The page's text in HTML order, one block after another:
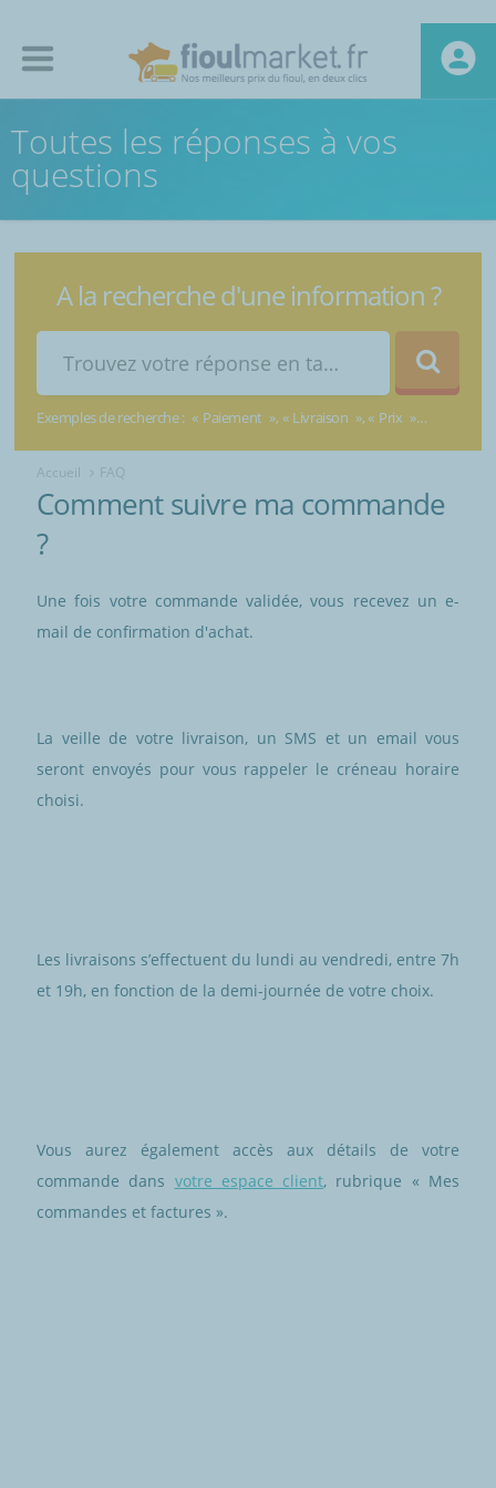
Toutes les réponses à vos
questions
A la recherche d'une information ?
Exemples de recherche : Paiement Livraison Prix
Accueil FAQ
Comment suivre ma commande
?
Une fois votre commande validée, vous recevez un e-
mail de confirmation d'achat.
La veille de votre livraison, un SMS et un email vous
seront envoyés pour vous rappeler le créneau horaire
choisi.
Les livraisons s’effectuent du lundi au vendredi, entre 7h
et 19h, en fonction de la demi-journée de votre choix.
Vous aurez également accès aux détails de votre
commande dans votre espace client, rubrique « Mes
commandes et factures ».